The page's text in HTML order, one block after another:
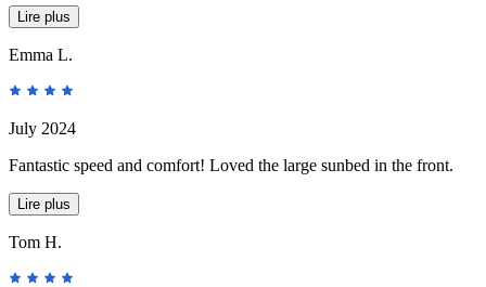
Lire plus
Emma L.
July 2024
Fantastic speed and comfort! Loved the large sunbed in the front.
Lire plus
Tom H.